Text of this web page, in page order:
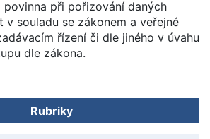
povinna při pořizování daných
v souladu se zákonem a veřejné
řízení či dle jiného v úvahu
dle zákona.
Rubriky